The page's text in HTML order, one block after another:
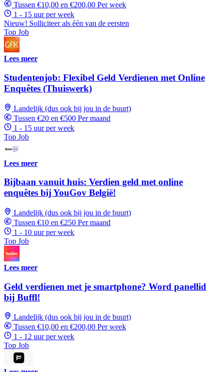
Tussen €10,00 en €200,00 Per week
1 - 15 uur per week
Nieuw! Solliciteer als één van de eersten
Top Job
Lees meer
Studentenjob: Flexibel Geld Verdienen met Online
Enquêtes (Thuiswerk)
Landelijk (dus ook bij jou in de buurt)
Tussen €20 en €500 Per maand
1 - 15 uur per week
Top Job
Lees meer
Bijbaan vanuit huis: Verdien geld met online
enquêtes bij YouGov België!
Landelijk (dus ook bij jou in de buurt)
Tussen €10 en €250 Per maand
1 - 10 uur per week
Top Job
Lees meer
Geld verdienen met je smartphone? Word panellid
bij Buffl!
Landelijk (dus ook bij jou in de buurt)
Tussen €10,00 en €200,00 Per week
1 - 12 uur per week
Top Job